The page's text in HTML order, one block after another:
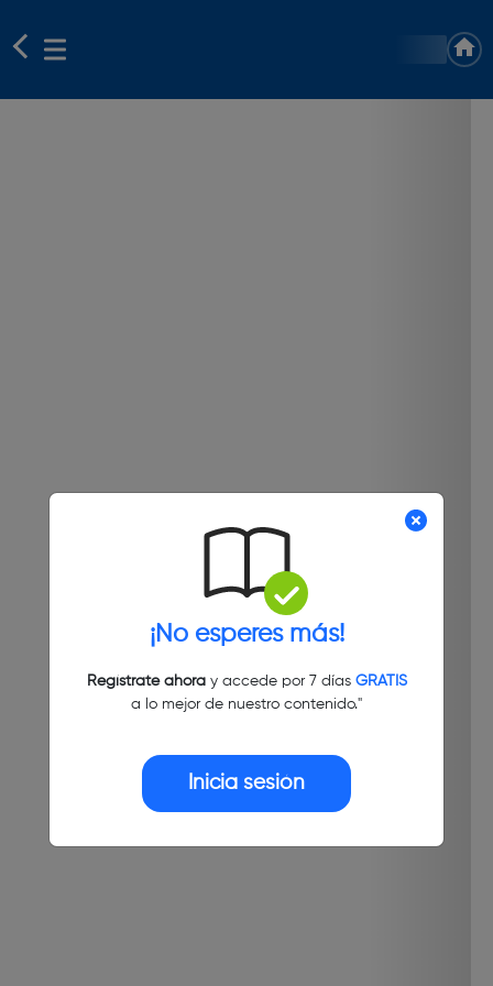
¡No esperes más!
Regístrate ahoray accede por 7 días GRATIS
a lo mejor de nuestro contenido."
Inicia sesión